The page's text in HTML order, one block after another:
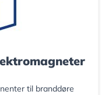
til branddøre